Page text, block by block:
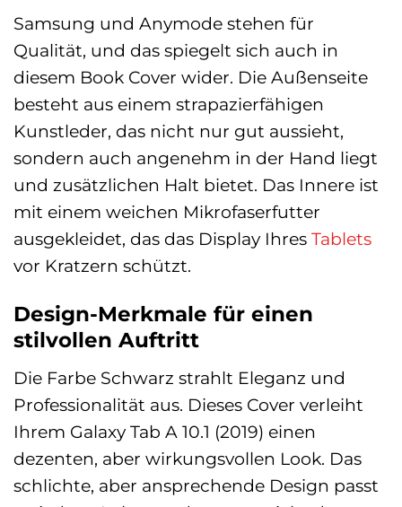
Samsung und Anymode stehen für
Qualität, und das spiegelt sich auch in
diesem Book Cover wider. Die Außenseite
besteht aus einem strapazierfähigen
Kunstleder, das nicht nur gut aussieht,
sondern auch angenehm in der Hand liegt
und zusätzlichen Halt bietet. Das Innere ist
mit einem weichen Mikrofaserfutter
ausgekleidet, das das Display Ihres Tablets
vor Kratzern schützt.
Design-Merkmale für einen
stilvollen Auftritt
Die Farbe Schwarz strahlt Eleganz und
Professionalität aus. Dieses Cover verleiht
Ihrem Galaxy Tab A 10.1 (2019) einen
dezenten, aber wirkungsvollen Look. Das
schlichte, aber ansprechende Design passt